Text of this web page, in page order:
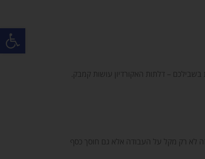
פתח
– דלתות האקורדיון עושות קמבק.
לא רק מקל על העבודה אלא גם חוסך כסף